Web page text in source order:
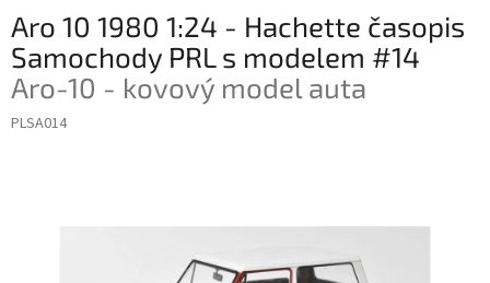
Aro 10 1980 1:24 - Hachette časopis
Samochody PRL s modelem #14
Aro-10 - kovový model auta
PLSA014